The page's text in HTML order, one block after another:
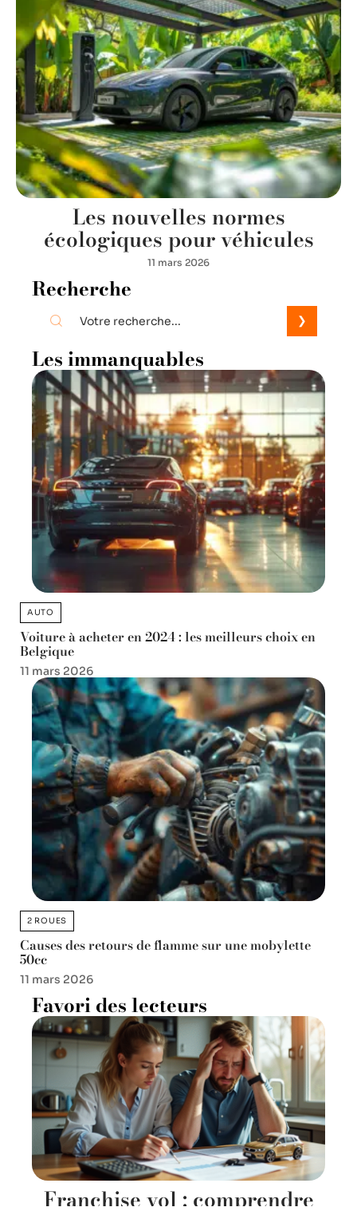
Les nouvelles normes
écologiques pour véhicules
11 mars 2026
Recherche
Les immanquables
AUTO
Voiture à acheter en 2024 : les meilleurs choix en
Belgique
11 mars 2026
2 ROUES
Causes des retours de flamme sur une mobylette
50cc
11 mars 2026
Favori des lecteurs
Franchise vol : comprendre